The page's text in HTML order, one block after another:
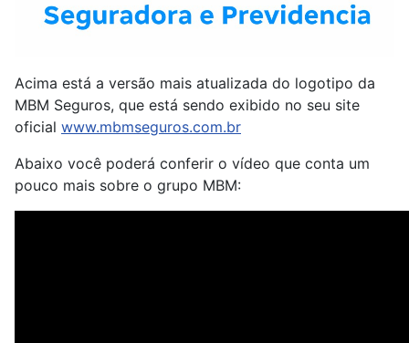
Acima está a versão mais atualizada do logotipo da
MBM Seguros, que está sendo exibido no seu site
oficial www.mbmseguros.com.br
Abaixo você poderá conferir o vídeo que conta um
pouco mais sobre o grupo MBM: